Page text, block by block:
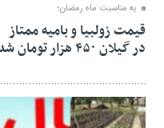
به مناسبت ماه رمضان؛
قیمت زولبیا و بامیه ممتاز
در گیلان ۴۵۰ هزار تومان شد